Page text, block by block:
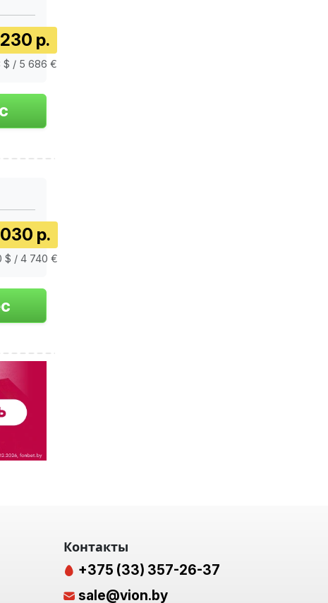
р.
$ / 5 686 €
р.
$ / 4 740 €
Контакты
+375 (33) 357-26-37
sale@vion.by